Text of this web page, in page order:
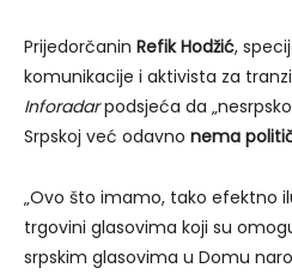
Prijedorčanin Refik Hodžić,
komunikacije i aktivista za
Inforadarpodsjeća da
Srpskoj već odavno nema
„Ovo što imamo, tako efektno
trgovini glasovima koji su
srpskim glasovima u Domu